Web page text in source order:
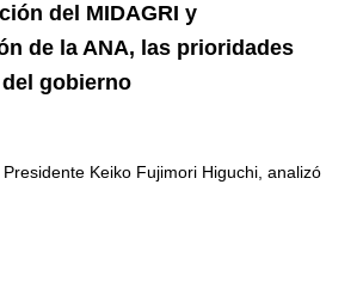
del MIDAGRI y
de la ANA, las prioridades
gobierno
Keiko Fujimori Higuchi, analizó